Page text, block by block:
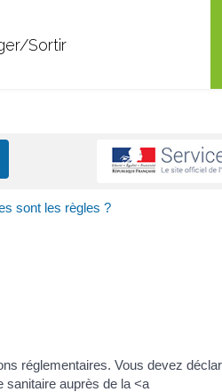
Sortir
sont les règles ?
réglementaires. Vous devez
sanitaire auprès de la <a